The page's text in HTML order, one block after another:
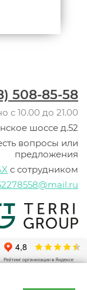
Групп», 2003 -
508-85-58
с 10.00 до 21.00
шоссе д.52
вопросы или
предложения
с сотрудником